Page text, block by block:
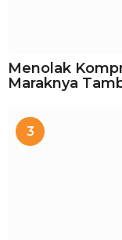
Menolak
Maraknya
3